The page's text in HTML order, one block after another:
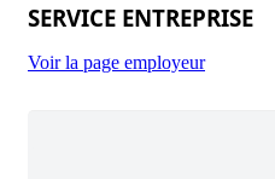
SERVICE ENTREPRISE
Voir la page employeur